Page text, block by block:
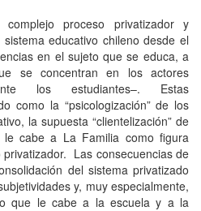
proceso privatizador y
educativo chileno desde el
en el sujeto que se educa, a
se concentran en los actores
los estudiantes–. Estas
como la “psicologización” de los
la supuesta “clientelización” de
cabe a La Familia como figura
Las consecuencias de
del sistema privatizado
y, muy especialmente,
que le cabe a la escuela y a la